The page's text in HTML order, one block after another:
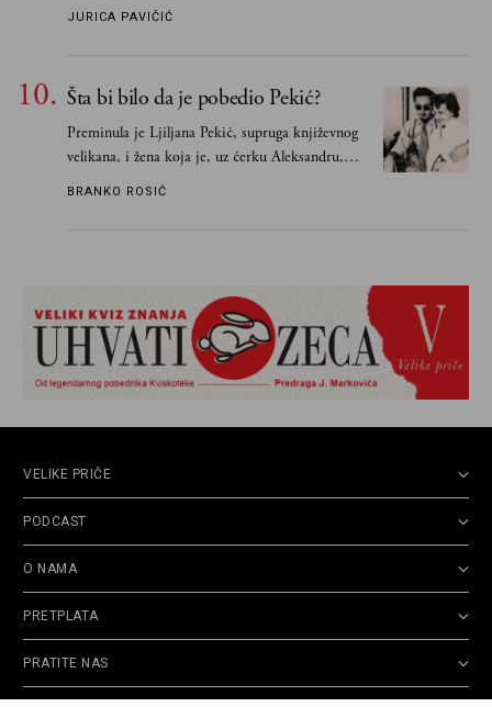
JURICA PAVIČIĆ
Šta bi bilo da je pobedio Pekić?
Preminula je Ljiljana Pekić, supruga književnog
velikana, i žena koja je, uz ćerku Aleksandru,
vodila računa o zaostavštini pisca. Ovu priču o
BRANKO ROSIĆ
VELIKE PRIČE
PODCAST
O NAMA
PRETPLATA
PRATITE NAS